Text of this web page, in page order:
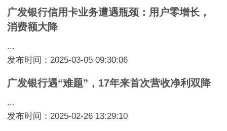
广发银行信用卡业务遭遇瓶颈：用户零增长，
消费额大降
...
发布时间：2025-03-05 09:30:06
广发银行遇“难题”，17年来首次营收净利双降
...
发布时间：2025-02-26 13:29:10